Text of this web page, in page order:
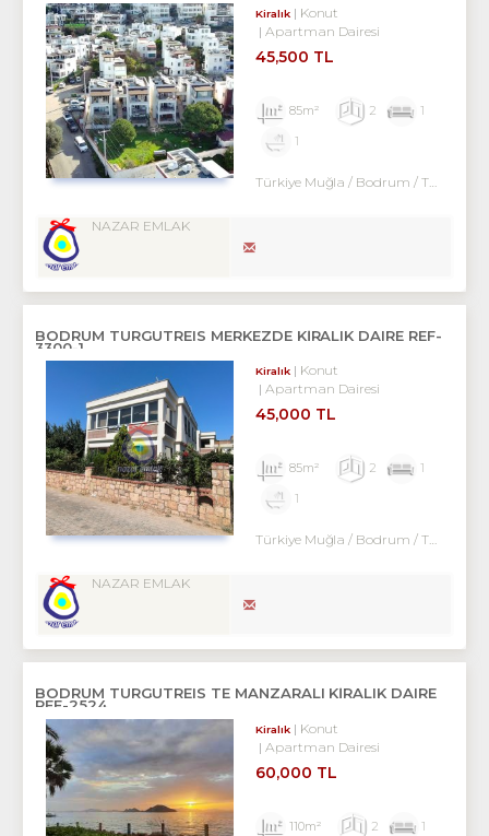
Kiralık
Konut
Apartman Dairesi
45,500 TL
85m² 2
1
1
Türkiye Muğla / Bodrum / Turgutreis
NAZAR EMLAK
BODRUM TURGUTREIS MERKEZDE KİRALIK DAIRE REF-
3300-1
Kiralık
Konut
Apartman Dairesi
45,000 TL
85m² 2
1
1
Türkiye Muğla / Bodrum / Turgutreis
NAZAR EMLAK
BODRUM TURGUTREIS TE MANZARALI KİRALIK DAIRE
REF-2524
Kiralık
Konut
Apartman Dairesi
60,000 TL
110m² 2 1